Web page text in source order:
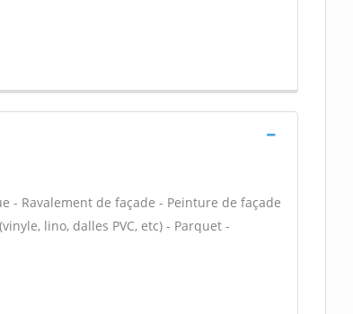
- Ravalement de façade - Peinture de façade
lino, dalles PVC, etc) - Parquet -